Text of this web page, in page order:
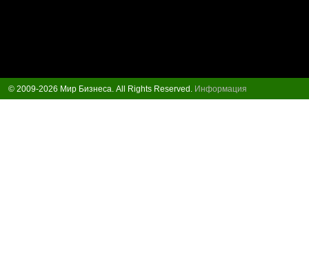
© 2009-2026 Мир Бизнеса. All Rights Reserved. Информация